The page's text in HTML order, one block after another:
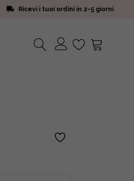
Ricevi i tuoi ordini in 2-5 giorni